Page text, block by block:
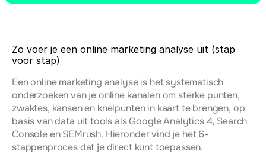
Zo voer je een online marketing analyse uit (stap
voor stap)
Een online marketing analyse is het systematisch
onderzoeken van je online kanalen om sterke punten,
zwaktes, kansen en knelpunten in kaart te brengen, op
basis van data uit tools als Google Analytics 4, Search
Console en SEMrush. Hieronder vind je het 6-
stappenproces dat je direct kunt toepassen.